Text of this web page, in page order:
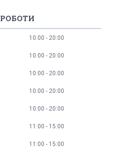
10:00 20:00
10:00 20:00
10:00 20:00
10:00 20:00
10:00 20:00
11:00 15:00
11:00 15:00